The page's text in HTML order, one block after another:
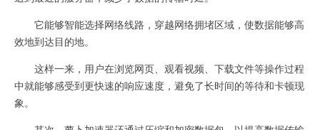
它能够智能选择网络线路，穿越网络拥堵区域，使数据能够高
效地到达目的地。
这样一来，用户在浏览网页、观看视频、下载文件等操作过程
中就能够感受到更快速的响应速度，避免了长时间的等待和卡顿现
象。